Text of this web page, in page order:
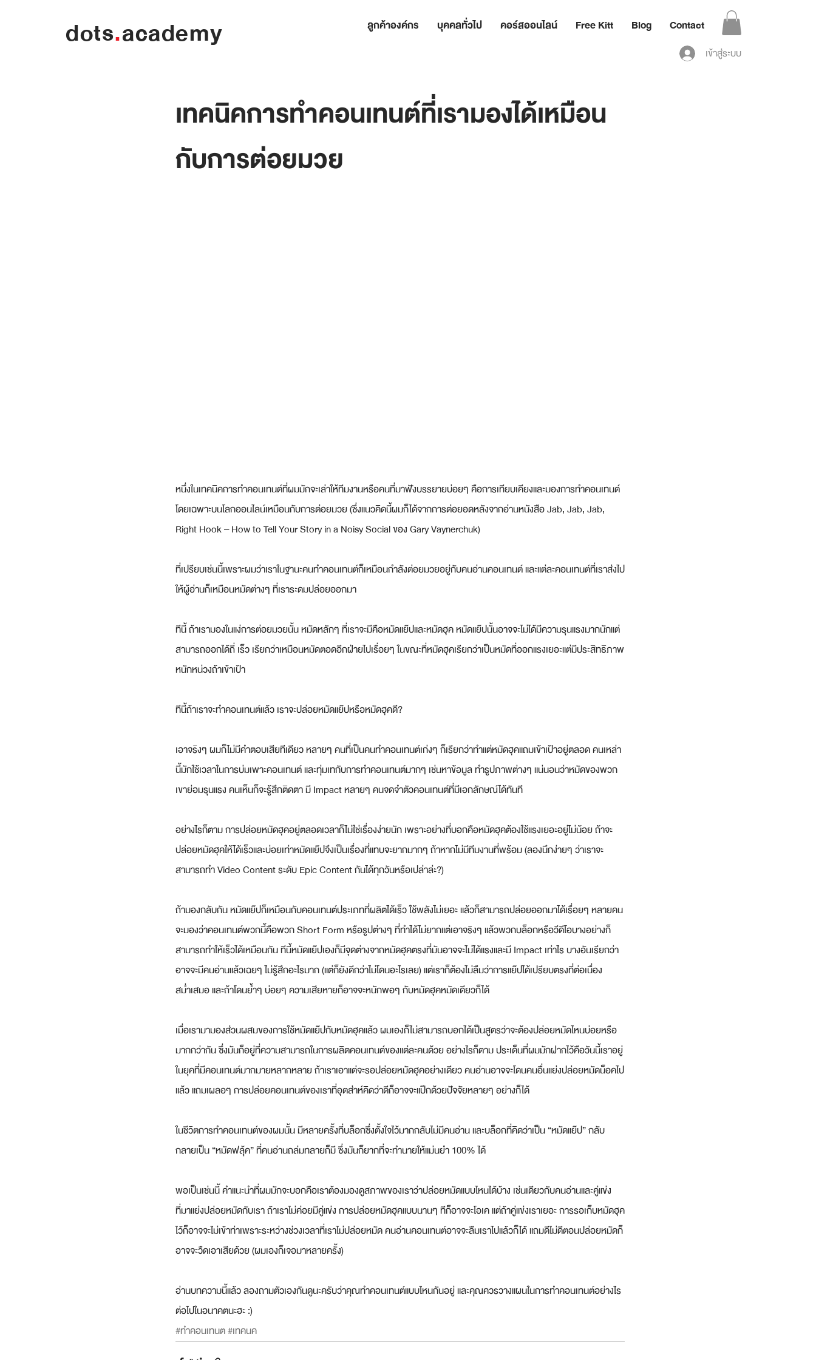
dots.academy ลูกค้าองค์กร บุคคลทั่วไป คอร์สออนไลน์ Free Kitt Blog Contact
เข้าสู่ระบบ
เทคนิคการทำคอนเทนต์ที่เรามองได้เหมือน
กับการต่อยมวย
หนึ่งในเทคนิคการทำคอนเทนต์ที่ผมมักจะเล่าให้ทีมงานหรือคนที่มาฟังบรรยายบ่อยๆ คือการเทียบเคียงและมองการทำคอนเทนต์
โดยเฉพาะบนโลกออนไลน์เหมือนกับการต่อยมวย (ซึ่งแนวคิดนี้ผมก็ได้จากการต่อยอดหลังจากอ่านหนังสือ Jab, Jab, Jab,
Right Hook – How to Tell Your Story in a Noisy Social ของ Gary Vaynerchuk)
ที่เปรียบเช่นนี้เพราะผมว่าเราในฐานะคนทำคอนเทนต์ก็เหมือนกำลังต่อยมวยอยู่กับคนอ่านคอนเทนต์ และแต่ละคอนเทนต์ที่เราส่งไป
ให้ผู้อ่านก็เหมือนหมัดต่างๆ ที่เราระดมปล่อยออกมา
ทีนี้ ถ้าเรามองในแง่การต่อยมวยนั้น หมัดหลักๆ ที่เราจะมีคือหมัดแย๊ปและหมัดฮุค หมัดแย๊ปนั้นอาจจะไม่ได้มีความรุนแรงมากนักแต่
สามารถออกได้ถี่ เร็ว เรียกว่าเหมือนหมัดตอดอีกฝ่ายไปเรื่อยๆ ในขณะที่หมัดฮุคเรียกว่าเป็นหมัดที่ออกแรงเยอะแต่มีประสิทธิภาพ
หนักหน่วงถ้าเข้าเป้า
ทีนี้ถ้าเราจะทำคอนเทนต์แล้ว เราจะปล่อยหมัดแย๊ปหรือหมัดฮุคดี?
เอาจริงๆ ผมก็ไม่มีคำตอบเสียทีเดียว หลายๆ คนที่เป็นคนทำคอนเทนต์เก่งๆ ก็เรียกว่าทำแต่หมัดฮุคแถมเข้าเป้าอยู่ตลอด คนเหล่า
นี้มักใช้เวลาในการบ่มเพาะคอนเทนต์ และทุ่มเทกับการทำคอนเทนต์มากๆ เช่นหาข้อมูล ทำรูปภาพต่างๆ แน่นอนว่าหมัดของพวก
เขาย่อมรุนแรง คนเห็นก็จะรู้สึกติดตา มี Impact หลายๆ คนจดจำตัวคอนเทนต์ที่มีเอกลักษณ์ได้ทันที
อย่างไรก็ตาม การปล่อยหมัดฮุคอยู่ตลอดเวลาก็ไม่ใช่เรื่องง่ายนัก เพราะอย่างที่บอกคือหมัดฮุคต้องใช้แรงเยอะอยู่ไม่น้อย ถ้าจะ
ปล่อยหมัดฮุคให้ได้เร็วและบ่อยเท่าหมัดแย๊ปจึงเป็นเรื่องที่แทบจะยากมากๆ ถ้าหากไม่มีทีมงานที่พร้อม (ลองนึกง่ายๆ ว่าเราจะ
สามารถทำ Video Content ระดับ Epic Content กันได้ทุกวันหรือเปล่าล่ะ?)
ถ้ามองกลับกัน หมัดแย๊ปก็เหมือนกับคอนเทนต์ประเภทที่ผลิตได้เร็ว ใช้พลังไม่เยอะ แล้วก็สามารถปล่อยออกมาได้เรื่อยๆ หลายคน
จะมองว่าคอนเทนต์พวกนี้คือพวก Short Form หรือรูปต่างๆ ที่ทำได้ไม่ยากแต่เอาจริงๆ แล้วพวกบล็อกหรือวีดีโอบางอย่างก็
สามารถทำให้เร็วได้เหมือนกัน ทีนี้หมัดแย๊ปเองก็มีจุดต่างจากหมัดฮุคตรงที่มันอาจจะไม่ได้แรงและมี Impact เท่าไร บางอันเรียกว่า
อาจจะมีคนอ่านแล้วเฉยๆ ไม่รู้สึกอะไรมาก (แต่ก็ยังดีกว่าไม่โดนอะไรเลย) แต่เราก็ต้องไม่ลืมว่าการแย๊ปได้เปรียบตรงที่ต่อเนื่อง
สม่ำเสมอ และถ้าโดนย้ำๆ บ่อยๆ ความเสียหายก็อาจจะหนักพอๆ กับหมัดฮุคหมัดเดียวก็ได้
เมื่อเรามามองส่วนผสมของการใช้หมัดแย๊ปกับหมัดฮุคแล้ว ผมเองก็ไม่สามารถบอกได้เป็นสูตรว่าจะต้องปล่อยหมัดไหนบ่อยหรือ
มากกว่ากัน ซึ่งมันก็อยู่ที่ความสามารถในการผลิตคอนเทนต์ของแต่ละคนด้วย อย่างไรก็ตาม ประเด็นที่ผมมักฝากไว้คือวันนี้เราอยู่
ในยุคที่มีคอนเทนต์มากมายหลากหลาย ถ้าเราเอาแต่จะรอปล่อยหมัดฮุคอย่างเดียว คนอ่านอาจจะโดนคนอื่นแย่งปล่อยหมัดน็อคไป
แล้ว แถมเผลอๆ การปล่อยคอนเทนต์ของเราที่อุตส่าห์คิดว่าดีก็อาจจะแป๊กด้วยปัจจัยหลายๆ อย่างก็ได้
ในชีวิตการทำคอนเทนต์ของผมนั้น มีหลายครั้งที่บล็อกซึ่งตั้งใจไว้มากกลับไม่มีคนอ่าน และบล็อกที่คิดว่าเป็น “หมัดแย๊ป” กลับ
กลายเป็น “หมัดฟลุ้ค” ที่คนอ่านถล่มทลายก็มี ซึ่งมันก็ยากที่จะทำนายให้แม่นยำ 100% ได้
พอเป็นเช่นนี้ คำแนะนำที่ผมมักจะบอกคือเราต้องมองดูสภาพของเราว่าปล่อยหมัดแบบไหนได้บ้าง เช่นเดียวกับคนอ่านและคู่แข่ง
ที่มาแย่งปล่อยหมัดกับเรา ถ้าเราไม่ค่อยมีคู่แข่ง การปล่อยหมัดฮุคแบบนานๆ ทีก็อาจจะโอเค แต่ถ้าคู่แข่งเราเยอะ การรอเก็บหมัดฮุค
ไว้ก็อาจจะไม่เข้าท่าเพราะระหว่างช่วงเวลาที่เราไม่ปล่อยหมัด คนอ่านคอนเทนต์อาจจะลืมเราไปแล้วก็ได้ แถมดีไม่ดีตอนปล่อยหมัดก็
อาจจะวืดเอาเสียด้วย (ผมเองก็เจอมาหลายครั้ง)
อ่านบทความนี้แล้ว ลองถามตัวเองกันดูนะครับว่าคุณทำคอนเทนต์แบบไหนกันอยู่ และคุณควรวางแผนในการทำคอนเทนต์อย่างไร
ต่อไปในอนาคตนะฮะ :)
#ทำคอนเทนต#เทคนค